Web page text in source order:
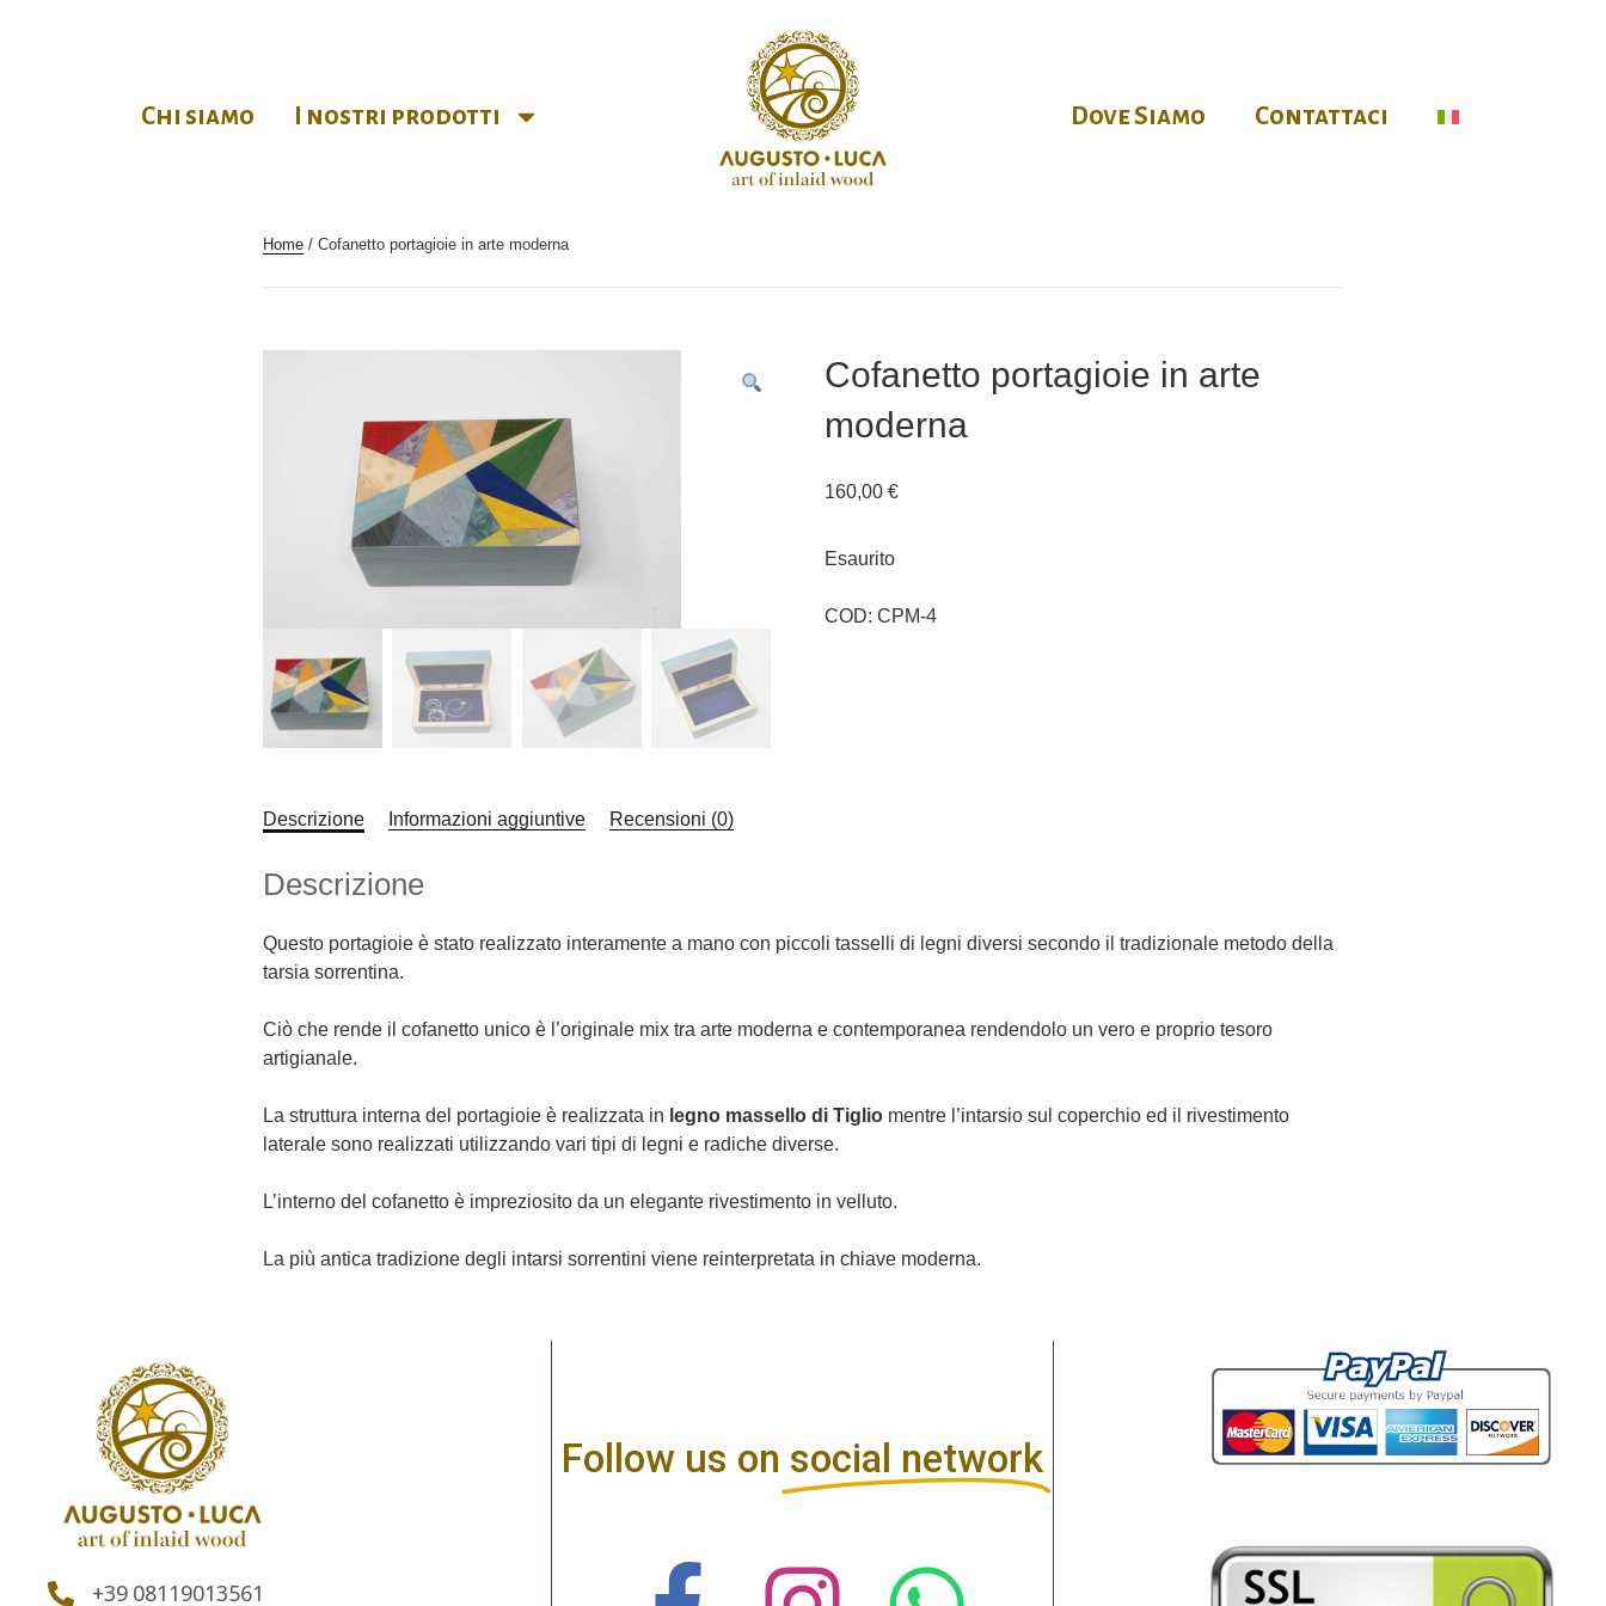
Chi siamo I nostri prodotti Dove Siamo Contattaci
Home / Cofanetto portagioie in arte moderna
Cofanetto portagioie in arte
moderna
160,00€
Esaurito
COD:CPM-4
Descrizione Informazioni aggiuntive Recensioni (0)
Descrizione
Questo portagioie è stato realizzato interamente a mano con piccoli tasselli di legni diversi secondo il tradizionale metodo della
tarsia sorrentina.
Ciò che rende il cofanetto unico è l’originale mix tra arte moderna e contemporanea rendendolo un vero e proprio tesoro
artigianale.
La struttura interna del portagioie è realizzata in legno massello di Tiglio mentre l’intarsio sul coperchio ed il rivestimento
laterale sono realizzati utilizzando vari tipi di legni e radiche diverse.
L’interno del cofanetto è impreziosito da un elegante rivestimento in velluto.
La più antica tradizione degli intarsi sorrentini viene reinterpretata in chiave moderna.
+39 08119013561
Follow us on social network